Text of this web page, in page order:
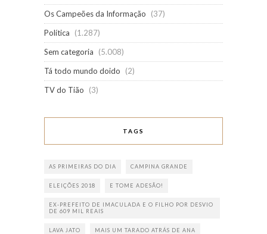
Os Campeões da Informação
(37)
Política
(1.287)
Sem categoria
(5.008)
Tá todo mundo doido
(2)
TV do Tião
(3)
TAGS
AS PRIMEIRAS DO DIA CAMPINA GRANDE
ELEIÇÕES 2018 E TOME ADESÃO!
EX-PREFEITO DE IMACULADA E O FILHO POR DESVIO
DE 609 MIL REAIS
LAVA JATO MAIS UM TARADO ATRÁS DE ANA